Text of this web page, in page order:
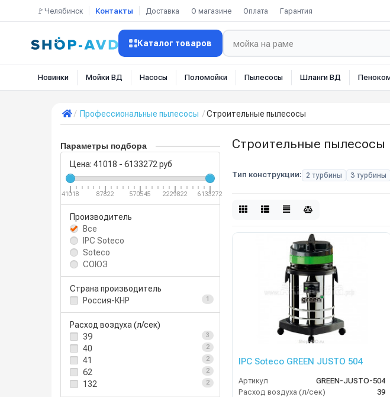
🚩Челябинск Контакты Доставка О магазине Оплата Гарантия
Каталог товаров
Новинки Мойки ВД Насосы Поломойки Пылесосы Шланги ВД
Профессиональные пылесосы Строительные пылесосы
Параметры подбора
Цена: 41018 - 6133272 руб
41018 87822 570545 2229822 6133272
Производитель
Все
IPC Soteco
Soteco
СОЮЗ
Страна производитель
Россия-КНР
1
Расход воздуха (л/сек)
39
3
40 2
41 2
62 2
132 2
Строительные пылесосы
Тип конструкции: 2 турбины 3 турбины
IPC Soteco GREEN JUSTO 504
Артикул
GREEN-JUSTO-504
Расход воздуха (л/сек)
39